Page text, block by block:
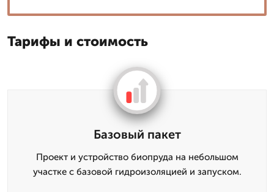
Тарифы и стоимость
Базовый пакет
Проект и устройство биопруда на небольшом
участке с базовой гидроизоляцией и запуском.